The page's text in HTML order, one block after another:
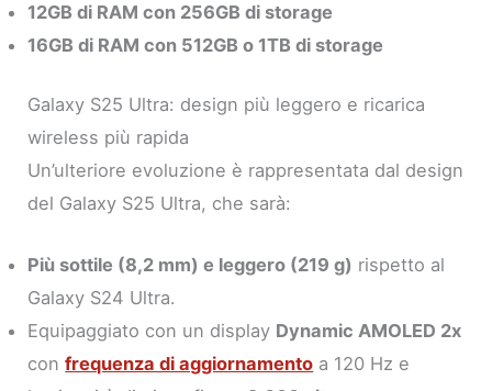
12GB di RAM con 256GB di storage
16GB di RAM con 512GB o 1TB di storage
Galaxy S25 Ultra: design più leggero e ricarica
wireless più rapida
Un’ulteriore evoluzione è rappresentata dal design
del Galaxy S25 Ultra, che sarà:
Più sottile (8,2 mm) e leggero (219 g) rispetto al
Galaxy S24 Ultra.
Equipaggiato con un display Dynamic AMOLED 2x
confrequenza di aggiornamento a 120 Hz e